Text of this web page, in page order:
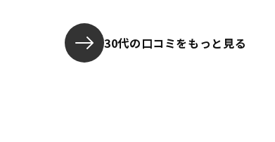
30代の口コミをもっと見る